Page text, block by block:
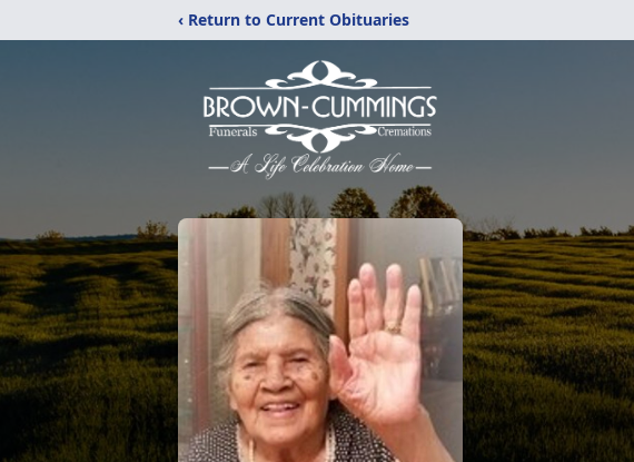
‹ Return to Current Obituaries